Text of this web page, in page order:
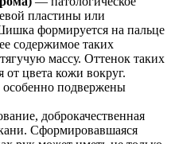
пластины или
формируется на пальце
содержимое таких
массу. Оттенок таких
цвета кожи вокруг.
подвержены
доброкачественная
Сформировавшаяся